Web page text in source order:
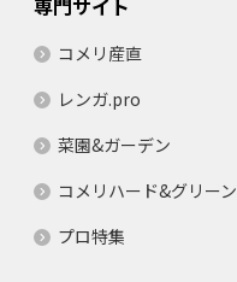
専門サイト
コメリ産直
レンガ.pro
菜園&ガーデン
コメリハード&グリーン
プロ特集